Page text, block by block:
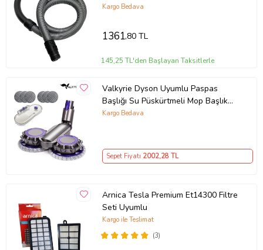
Kargo Bedava
1361,80 TL
145,25 TL'den Başlayan Taksitlerle
Valkyrie Dyson Uyumlu Paspas
Başlığı Su Püskürtmeli Mop Başlık
(V7/V8/V10/V11/V15) 6 Paspaslı
Kargo Bedava
Sepet Fiyatı 2002,28 TL
Arnica Tesla Premium Et14300 Filtre
Seti Uyumlu
(3)
Kargo ile Teslimat